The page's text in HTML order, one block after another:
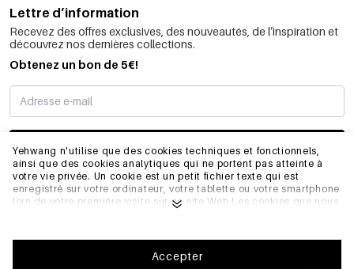
Yehwang n'utilise que des cookies techniques et fonctionnels,
ainsi que des cookies analytiques qui ne portent pas atteinte à
votre vie privée. Un cookie est un petit fichier texte qui est
enregistré sur votre ordinateur, votre tablette ou votre smartphone
lors de votre première visite sur ce site Web.Les cookies que nous
fonctionner correctement et de se souvenir, par exemple, de vos
préférences. Ils nous permettent également d'optimiser notre site
web.Pour vous assurer une bonne expérience de navigation et
Accepter
Lettre d’information
Recevez des offres exclusives, des nouveautés, de l’inspiration et
découvrez nos dernières collections.
Obtenez un bon de 5€!
JE M’INSCRIS
INFORMATIONS